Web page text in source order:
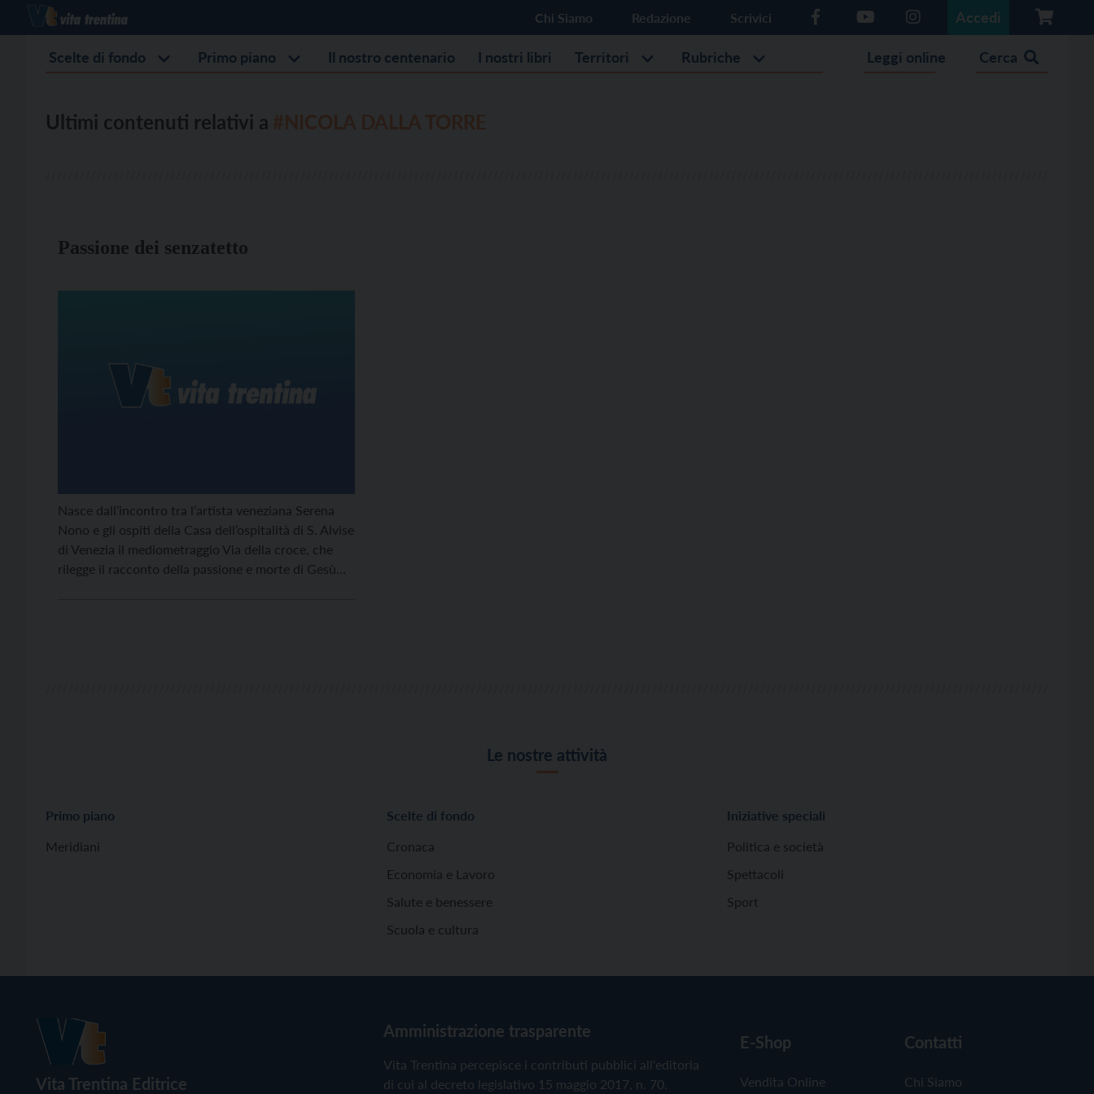
Chi Siamo Redazione Scrivici Accedi
Scelte di fondo Primo piano Il nostro centenario I nostri libri Territori Rubriche Leggi online Cerca
Ultimi contenuti relativi a
Passione dei senzatetto
Nasce dall’incontro tra l’artista veneziana Serena
Nono e gli ospiti della Casa dell’ospitalità di S. Alvise
di Venezia il mediometraggio Via della croce, che
rilegge il racconto della passione e morte di Gesù
Le nostre attività
Primo piano
Meridiani
Scelte di fondo
Cronaca
Economia e Lavoro
Salute e benessere
Scuola e cultura
Iniziative speciali
Politica e società
Spettacoli
Sport
Vita Trentina Editrice
Amministrazione trasparente
Vita Trentina percepisce i contributi pubblici all'editoria
di cui al decreto legislativo 15 maggio 2017, n. 70.
E-Shop
Vendita Online
Contatti
Chi Siamo